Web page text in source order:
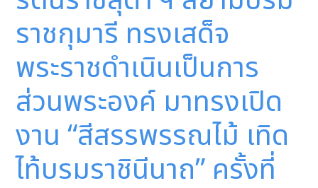
ราชกุมารี ทรงเสด็จ
พระราชดำเนินเป็นการ
ส่วนพระองค์ มาทรงเปิด
งาน “สีสรรพรรณไม้ เทิด
ไท้บรมราชินีนาถ” ครั้งที่